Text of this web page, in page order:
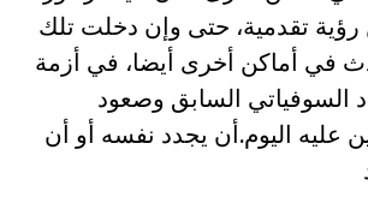
رؤية تقدمية، حتى وإن دخلت تلك
في أماكن أخرى أيضا، في أزمة
السوفياتي السابق وصعود
عليه اليوم.أن يجدد نفسه أو أن